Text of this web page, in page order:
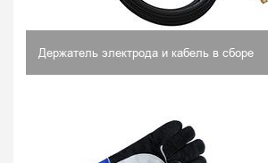
Держатель электрода и кабель в сборе